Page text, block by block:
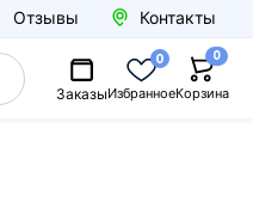
Отзывы Контакты
ЗаказыИзбранное
0
Корзина
0